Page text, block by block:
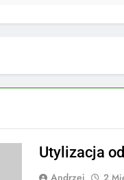
Utylizacja
Andrzej